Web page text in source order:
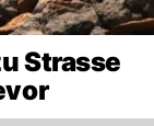
Strasse